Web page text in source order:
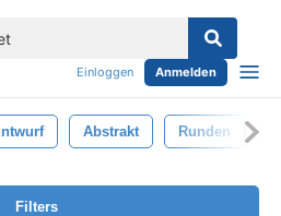
Einloggen Anmelden
Abstrakt Runden
Filters